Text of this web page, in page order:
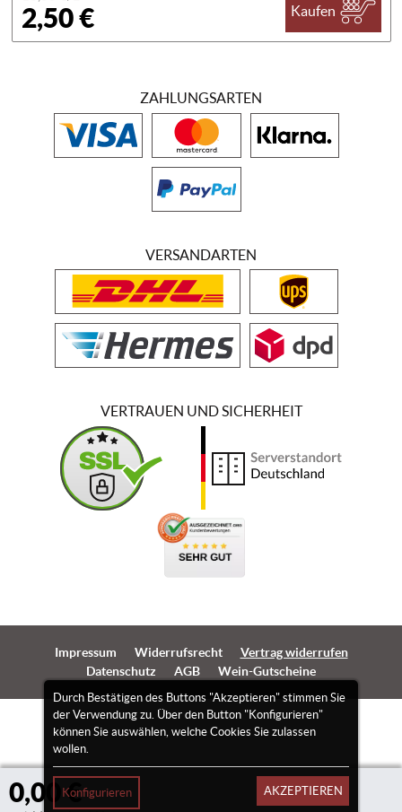
0,00 €
2,50 € Kaufen
Durch Bestätigen des Buttons "Akzeptieren" stimmen Sie
der Verwendung zu. Über den Button "Konfigurieren"
können Sie auswählen, welche Cookies Sie zulassen
wollen.
Konfigurieren AKZEPTIEREN
ZAHLUNGSARTEN
VERSANDARTEN
VERTRAUEN UND SICHERHEIT
Impressum Widerrufsrecht
Vertrag widerrufen
Datenschutz
AGB Wein-Gutscheine